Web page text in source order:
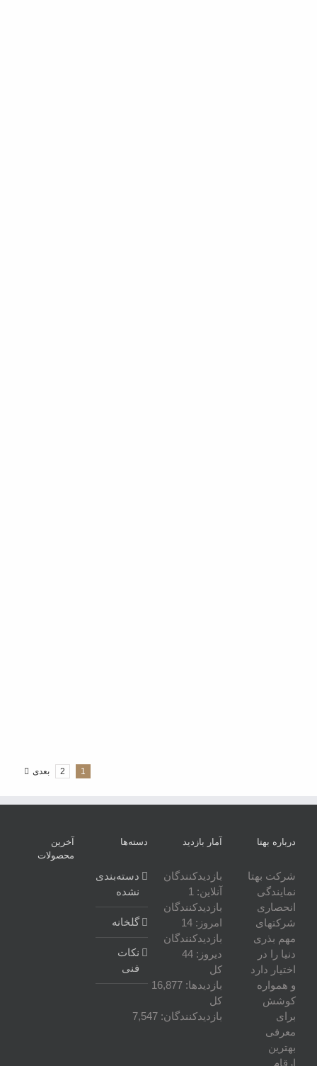
1
2 بعدی
درباره بهتا
شرکت بهتا
نمایندگی
انحصاری
شرکتهای
مهم بذری
دنیا را در
اختیار دارد
و همواره
کوشش
برای
معرفی
بهترین
ارقام
آمار بازدید
بازدیدکنندگان
آنلاین: 1
بازدیدکنندگان
امروز:14
بازدیدکنندگان
دیروز:44
کل
بازدیدها:16,877
کل
بازدیدکنند‌گان:7,547
دسته‌ها
دسته‌بندی
نشده
گلخانه
نکات
فنی
آخرین
محصولات